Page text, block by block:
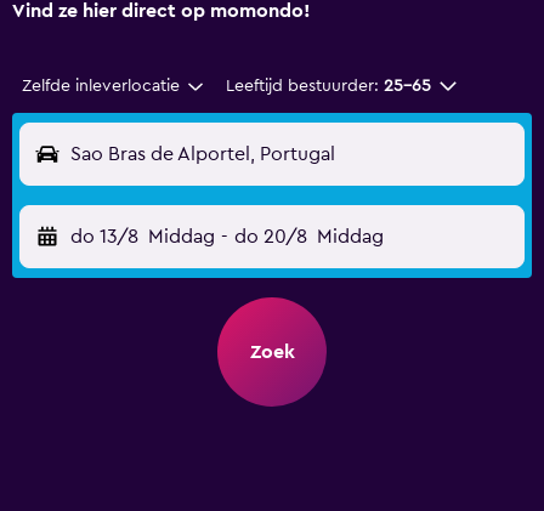
Vind ze hier direct op momondo!
Zelfde inleverlocatie Leeftijd bestuurder: 25-65
Sao Bras de Alportel, Portugal
do 13/8 Middag - do 20/8 Middag
Zoek